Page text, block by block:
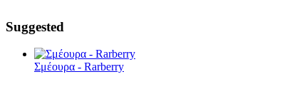
Suggested
Σμέουρα - Rarberry